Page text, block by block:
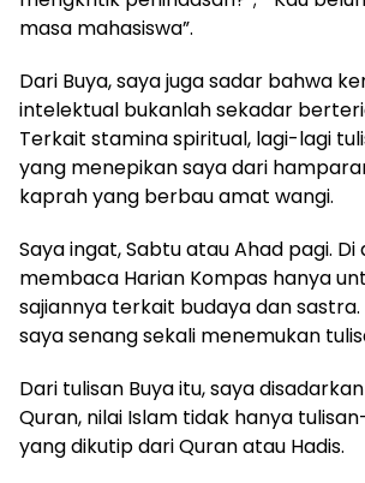
masa mahasiswa”.
Dari Buya, saya juga sadar bahwa
intelektual bukanlah sekadar
Terkait stamina spiritual, lagi-lagi
yang menepikan saya dari
kaprah yang berbauamat wangi.
Saya ingat, Sabtu atau Ahad pagi. Di
membaca Harian Kompas hanya
sajiannya terkait budaya dan
saya senang sekali menemukan
Dari tulisan Buya itu, saya
Quran, nilai Islam tidak hanya
yang dikutip dari Quran atau Hadis.